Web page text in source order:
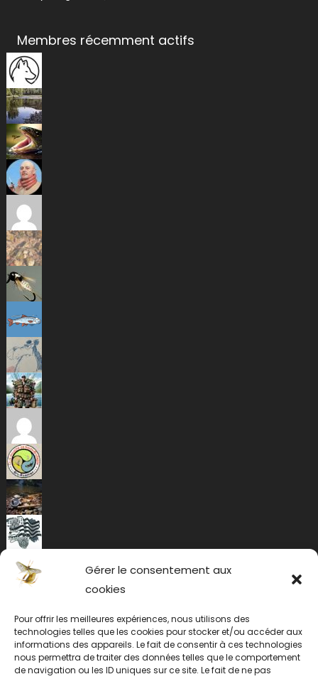
Gérer le consentement aux
cookies
Pour offrir les meilleures expériences, nous utilisons des
technologies telles que les cookies pour stocker et/ou accéder aux
informations des appareils. Le fait de consentir à ces technologies
nous permettra de traiter des données telles que le comportement
de navigation ou les ID uniques sur ce site. Le fait de ne pas
Membres récemment actifs